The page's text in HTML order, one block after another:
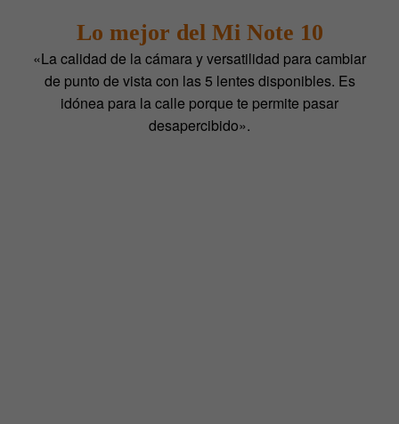
Lo mejor del Mi Note 10
«La calidad de la cámara y versatilidad para cambiar
de punto de vista con las 5 lentes disponibles. Es
idónea para la calle porque te permite pasar
desapercibido».